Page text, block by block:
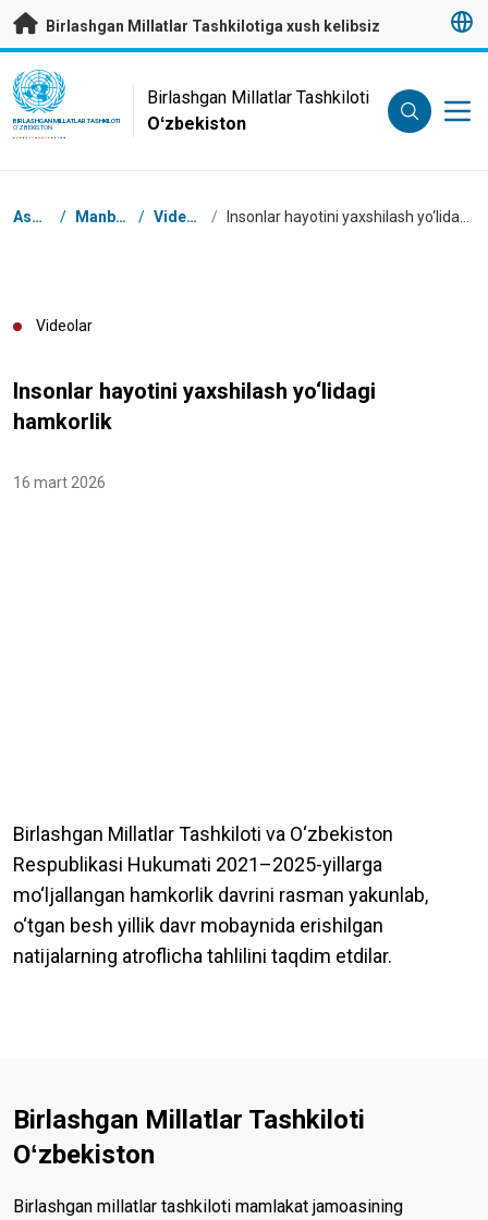
Asosiy mundarijaga
Birlashgan Millatlar Tashkilotiga xush kelibsiz
UN Logo
BIRLASHGAN MILLATLAR TASHKILOTI
OʻZBEKISTON
Birlashgan Millatlar Tashkiloti
Oʻzbekiston
Navigator tizimi
Asosiy / Manbalar / Videolar /
Videolar
Insonlar hayotini yaxshilash yo‘lidagi
hamkorlik
16 mart 2026
Birlashgan Millatlar Tashkiloti va O‘zbekiston
Respublikasi Hukumati 2021–2025-yillarga
mo‘ljallangan hamkorlik davrini rasman yakunlab,
o‘tgan besh yillik davr mobaynida erishilgan
natijalarning atroflicha tahlilini taqdim etdilar.
Birlashgan Millatlar Tashkiloti
Oʻzbekiston
Birlashgan millatlar tashkiloti mamlakat jamoasining